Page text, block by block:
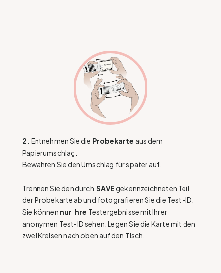
2. Entnehmen Sie die Probekarte aus dem
Papierumschlag.
Bewahren Sie den Umschlag für später auf.
Trennen Sie den durchSAVEgekennzeichneten Teil
der Probekarte ab und fotografieren Sie die Test-ID.
Sie können nur Ihre Testergebnisse mit Ihrer
anonymen Test-ID sehen. Legen Sie die Karte mit den
zwei Kreisen nach oben auf den Tisch.